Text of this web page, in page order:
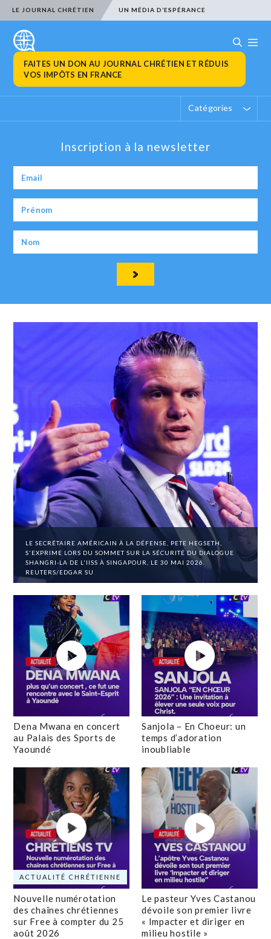
LE JOURNAL CHRÉTIEN UN MÉDIA D’ESPÉRANCE
FAITES UN DON AU JOURNAL CHRÉTIEN ET RÉDUIS
VOS IMPÔTS EN FRANCE
Catégories
Inscription à la newsletter
LE SECRÉTAIRE AMÉRICAIN À LA DÉFENSE, PETE HEGSETH,
S'EXPRIME LORS DU SOMMET SUR LA SÉCURITÉ DU DIALOGUE
SHANGRI-LA DE L'IISS À SINGAPOUR, LE 30 MAI 2026.
REUTERS/EDGAR SU
Dena Mwana en concert
au Palais des Sports de
Yaoundé
Sanjola – En Choeur: un
temps d’adoration
inoubliable
ACTUALITÉ CHRÉTIENNE
Nouvelle numérotation
des chaînes chrétiennes
sur Free à compter du 25
août 2026
Le pasteur Yves Castanou
dévoile son premier livre
« Impacter et diriger en
milieu hostile »